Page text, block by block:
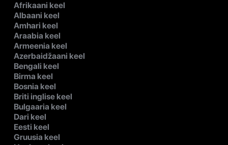
Afrikaani keel
Albaani keel
Amhari keel
Araabia keel
Armeenia keel
Azerbaidžaani keel
Bengali keel
Birma keel
Bosnia keel
Briti inglise keel
Bulgaaria keel
Dari keel
Eesti keel
Gruusia keel